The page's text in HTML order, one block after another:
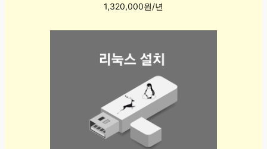
1,320,000원/년